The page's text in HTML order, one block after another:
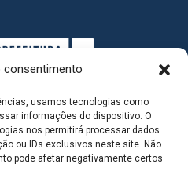
consentimento
usamos tecnologias como
informações do dispositivo. O
nos permitirá processar dados
ou IDs exclusivos neste site. Não
pode afetar negativamente certos